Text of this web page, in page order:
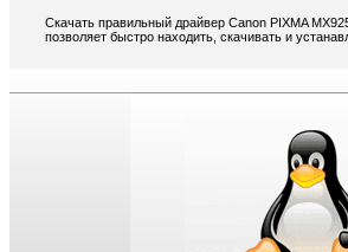
Скачать правильный драйвер Canon PIXMA
позволяет быстро находить, скачивать и